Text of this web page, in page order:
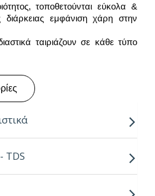
τοποθετούνται εύκολα &
διάρκειας εμφάνιση χάρη στην
ταιριάζουν σε κάθε τύπο
ELBACK WR
Laminateπάχους 0.7-
τους σημαντικότερους
TDS